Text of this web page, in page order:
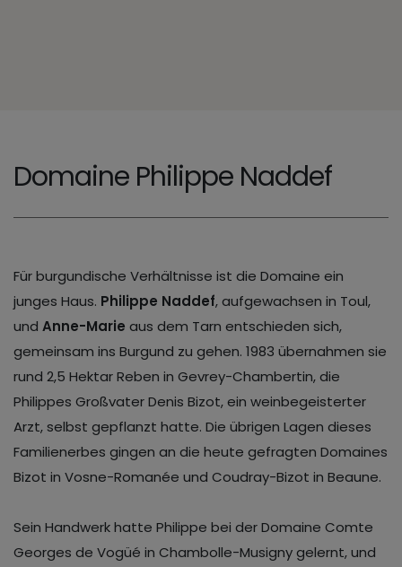
Domaine Philippe Naddef
Für burgundische Verhältnisse ist die Domaine ein
junges Haus. Philippe Naddef, aufgewachsen in Toul,
und Anne-Marie aus dem Tarn entschieden sich,
gemeinsam ins Burgund zu gehen. 1983 übernahmen sie
rund 2,5 Hektar Reben in Gevrey-Chambertin, die
Philippes Großvater Denis Bizot, ein weinbegeisterter
Arzt, selbst gepflanzt hatte. Die übrigen Lagen dieses
Familienerbes gingen an die heute gefragten Domaines
Bizot in Vosne-Romanée und Coudray-Bizot in Beaune.
Sein Handwerk hatte Philippe bei der Domaine Comte
Georges de Vogüé in Chambolle-Musigny gelernt, und